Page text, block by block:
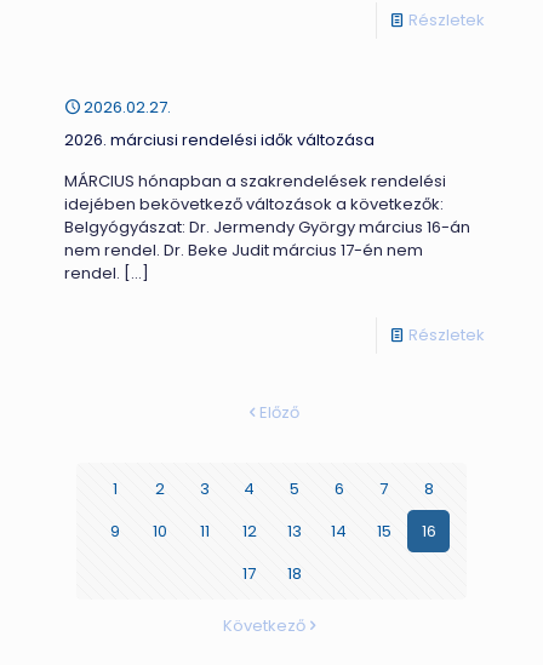
Részletek
2026.02.27.
2026. márciusi rendelési idők változása
MÁRCIUS hónapban a szakrendelések rendelési
idejében bekövetkező változások a következők:
Belgyógyászat: Dr. Jermendy György március 16-án
nem rendel. Dr. Beke Judit március 17-én nem
rendel. […]
Részletek
Előző
1 2 3 4 5 6 7
8
9
10 11 12 13 14 15
16
17
18
Következő